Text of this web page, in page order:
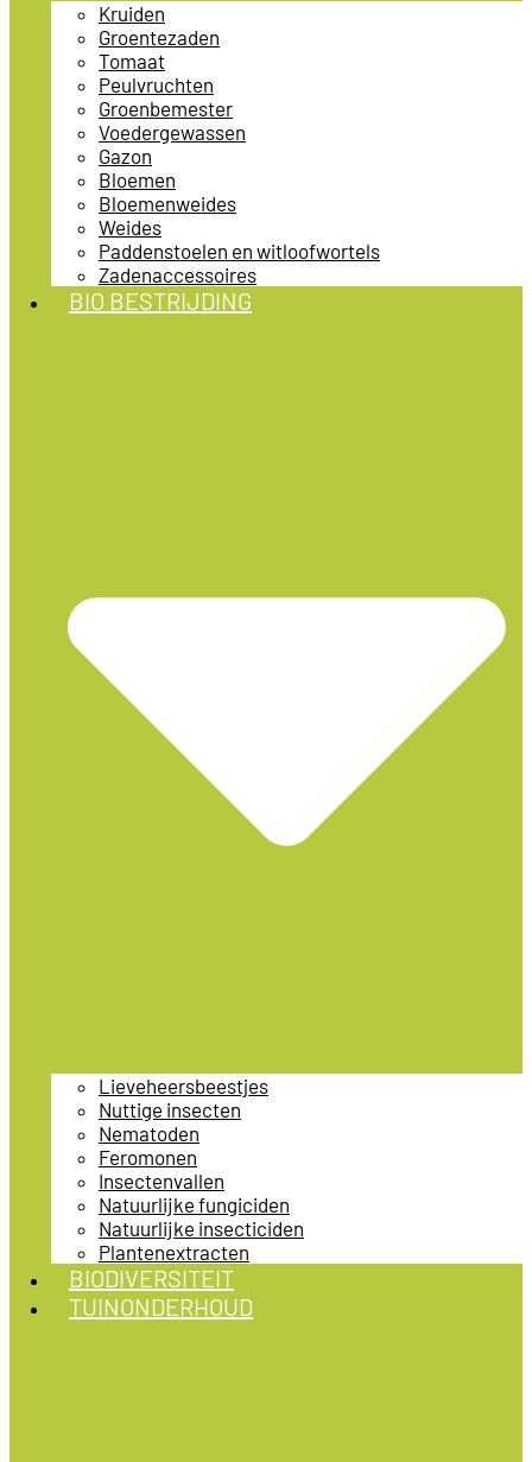
Kruiden
Groentezaden
Tomaat
Peulvruchten
Groenbemester
Voedergewassen
Gazon
Bloemen
Bloemenweides
Weides
Paddenstoelen en witloofwortels
Zadenaccessoires
BIO BESTRIJDING
Lieveheersbeestjes
Nuttige insecten
Nematoden
Feromonen
Insectenvallen
Natuurlijke fungiciden
Natuurlijke insecticiden
Plantenextracten
BIODIVERSITEIT
TUINONDERHOUD